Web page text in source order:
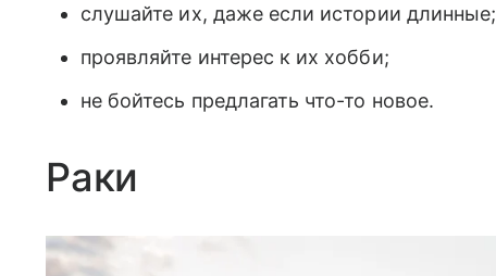
слушайте их, даже если истории длинные;
проявляйте интерес к их хобби;
не бойтесь предлагать что-то новое.
Раки